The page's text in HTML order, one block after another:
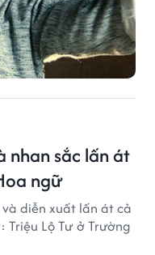
nhan sắc lấn át
ngữ
diễn xuất lấn át cả
Lộ Tư ở Trường